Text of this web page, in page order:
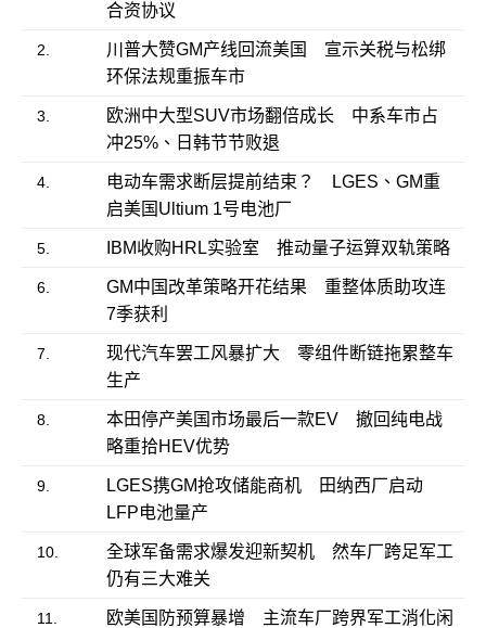
合资协议
2.
川普大赞GM产线回流美国 宣示关税与松绑
环保法规重振车市
3.
欧洲中大型SUV市场翻倍成长 中系车市占
冲25%、日韩节节败退
4.
电动车需求断层提前结束？ LGES、GM重
启美国Ultium 1号电池厂
5. IBM收购HRL实验室 推动量子运算双轨策略
6.
GM中国改革策略开花结果 重整体质助攻连
7季获利
7.
现代汽车罢工风暴扩大 零组件断链拖累整车
生产
8.
本田停产美国市场最后一款EV 撤回纯电战
略重拾HEV优势
9.
LGES携GM抢攻储能商机 田纳西厂启动
LFP电池量产
10.
全球军备需求爆发迎新契机 然车厂跨足军工
仍有三大难关
11.
欧美国防预算暴增 主流车厂跨界军工消化闲